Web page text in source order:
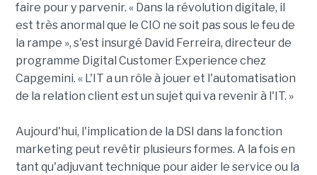
faire pour y parvenir. « Dans la révolution digitale, il
est très anormal que le CIO ne soit pas sous le feu de
la rampe », s'est insurgé David Ferreira, directeur de
programme Digital Customer Experience chez
Capgemini. « L'IT a un rôle à jouer et l'automatisation
de la relation client est un sujet qui va revenir à l'IT. »
Aujourd'hui, l'implication de la DSI dans la fonction
marketing peut revêtir plusieurs formes. A la fois en
tant qu'adjuvant technique pour aider le service ou la